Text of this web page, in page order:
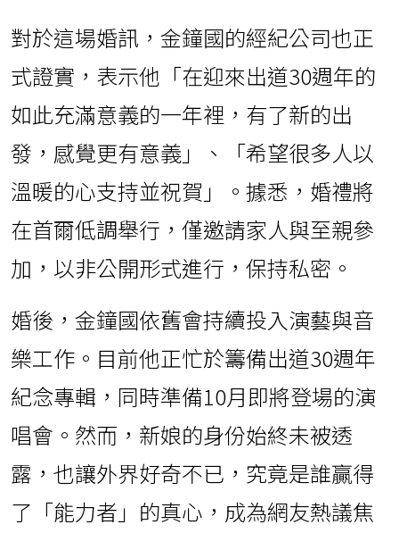
對於這場婚訊，金鐘國的經紀公司也正
式證實，表示他「在迎來出道30週年的
如此充滿意義的一年裡，有了新的出
發，感覺更有意義」、「希望很多人以
溫暖的心支持並祝賀」。據悉，婚禮將
在首爾低調舉行，僅邀請家人與至親參
加，以非公開形式進行，保持私密。
婚後，金鐘國依舊會持續投入演藝與音
樂工作。目前他正忙於籌備出道30週年
紀念專輯，同時準備10月即將登場的演
唱會。然而，新娘的身份始終未被透
露，也讓外界好奇不已，究竟是誰贏得
了「能力者」的真心，成為網友熱議焦